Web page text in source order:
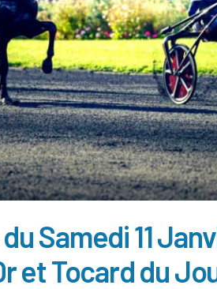
Samedi 11
et Tocard du